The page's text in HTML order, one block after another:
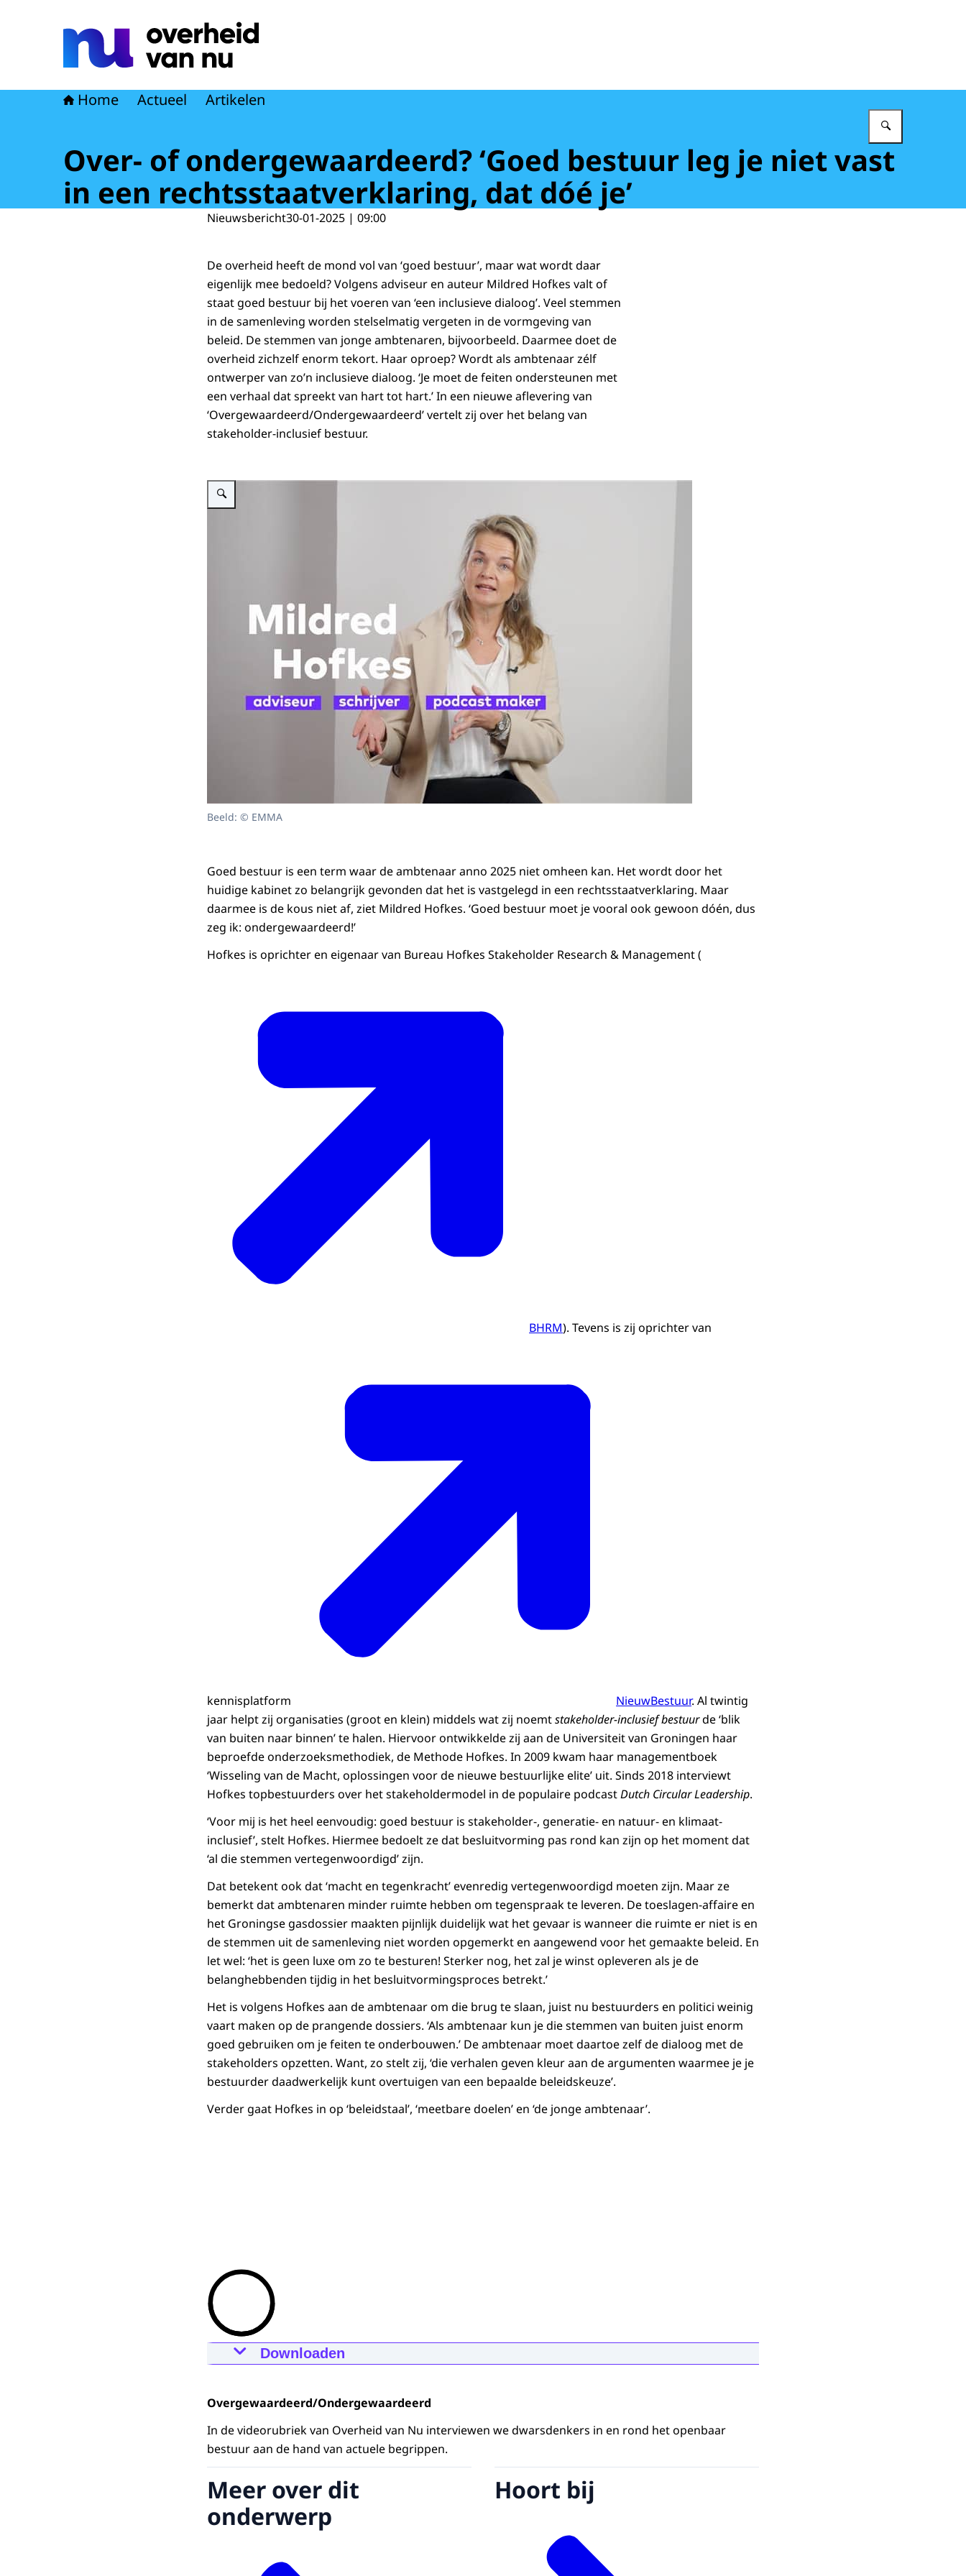
Home Actueel Artikelen
Over- of ondergewaardeerd? ‘Goed bestuur leg je niet vast
in een rechtsstaatverklaring, dat dóé je’
Nieuwsbericht30-01-2025 | 09:00
De overheid heeft de mond vol van ‘goed bestuur’, maar wat wordt daar
eigenlijk mee bedoeld? Volgens adviseur en auteur Mildred Hofkes valt of
staat goed bestuur bij het voeren van ‘een inclusieve dialoog’. Veel stemmen
in de samenleving worden stelselmatig vergeten in de vormgeving van
beleid. De stemmen van jonge ambtenaren, bijvoorbeeld. Daarmee doet de
overheid zichzelf enorm tekort. Haar oproep? Wordt als ambtenaar zélf
ontwerper van zo’n inclusieve dialoog. ‘Je moet de feiten ondersteunen met
een verhaal dat spreekt van hart tot hart.’ In een nieuwe aflevering van
‘Overgewaardeerd/Ondergewaardeerd’ vertelt zij over het belang van
stakeholder-inclusief bestuur.
Vergroot afbeelding Mildred Hofkes
Beeld: © EMMA
Goed bestuur is een term waar de ambtenaar anno 2025 niet omheen kan. Het wordt door het
huidige kabinet zo belangrijk gevonden dat het is vastgelegd in een rechtsstaatverklaring. Maar
daarmee is de kous niet af, ziet Mildred Hofkes. ‘Goed bestuur moet je vooral ook gewoon dóén, dus
zeg ik: ondergewaardeerd!’
Hofkes is oprichter en eigenaar van Bureau Hofkes Stakeholder Research & Management (
BHRM). Tevens is zij oprichter van
kennisplatform NieuwBestuur. Al twintig
jaar helpt zij organisaties (groot en klein) middels wat zij noemtstakeholder-inclusief bestuurde ‘blik
van buiten naar binnen’ te halen. Hiervoor ontwikkelde zij aan de Universiteit van Groningen haar
beproefde onderzoeksmethodiek, de Methode Hofkes. In 2009 kwam haar managementboek
‘Wisseling van de Macht, oplossingen voor de nieuwe bestuurlijke elite’ uit. Sinds 2018 interviewt
Hofkes topbestuurders over het stakeholdermodel in de populaire podcastDutch Circular Leadership.
‘Voor mij is het heel eenvoudig: goed bestuur is stakeholder-, generatie- en natuur- en klimaat-
inclusief’, stelt Hofkes. Hiermee bedoelt ze dat besluitvorming pas rond kan zijn op het moment dat
‘al die stemmen vertegenwoordigd’ zijn.
Dat betekent ook dat ‘macht en tegenkracht’ evenredig vertegenwoordigd moeten zijn. Maar ze
bemerkt dat ambtenaren minder ruimte hebben om tegenspraak te leveren. De toeslagen-affaire en
het Groningse gasdossier maakten pijnlijk duidelijk wat het gevaar is wanneer die ruimte er niet is en
de stemmen uit de samenleving niet worden opgemerkt en aangewend voor het gemaakte beleid. En
let wel: ‘het is geen luxe om zo te besturen! Sterker nog, het zal je winst opleveren als je de
belanghebbenden tijdig in het besluitvormingsproces betrekt.’
Het is volgens Hofkes aan de ambtenaar om die brug te slaan, juist nu bestuurders en politici weinig
vaart maken op de prangende dossiers. ‘Als ambtenaar kun je die stemmen van buiten juist enorm
goed gebruiken om je feiten te onderbouwen.’ De ambtenaar moet daartoe zelf de dialoog met de
stakeholders opzetten. Want, zo stelt zij, ‘die verhalen geven kleur aan de argumenten waarmee je je
bestuurder daadwerkelijk kunt overtuigen van een bepaalde beleidskeuze’.
Verder gaat Hofkes in op ‘beleidstaal’, ‘meetbare doelen’ en ‘de jonge ambtenaar’.
Downloaden
Ondertiteling
Download
Overgewaardeerd/Ondergewaardeerd
In de videorubriek van Overheid van Nu interviewen we dwarsdenkers in en rond het openbaar
bestuur aan de hand van actuele begrippen.
Meer over dit
onderwerp
Hoort bij